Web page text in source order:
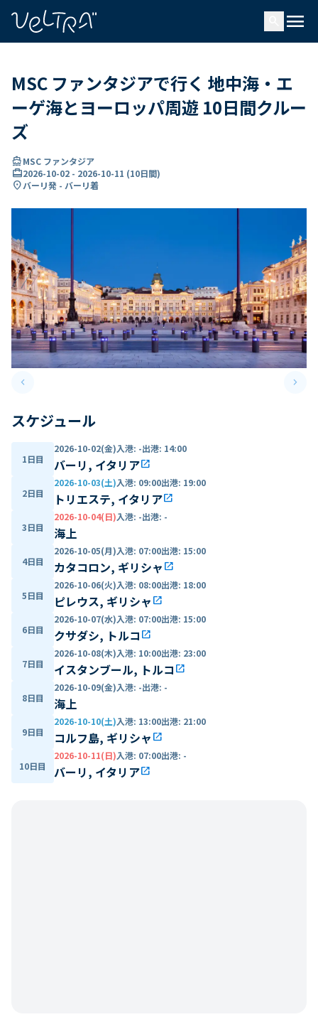
menu
MSC ファンタジアで行く 地中海・エ
ーゲ海とヨーロッパ周遊 10日間クルー
ズ
directions_boatMSC ファンタジア
card_travel2026-10-02 - 2026-10-11 (10日間)
location_onバーリ発 - バーリ着
keyboard_arrow_leftPrevious slide keyboard_arrow_right
スケジュール
1日目
2026-10-02(金)入港: -出港: 14:00
バーリ, イタリアopen_in_new
2日目
2026-10-03(土)入港: 09:00出港: 19:00
トリエステ, イタリアopen_in_new
3日目
2026-10-04(日)入港: -出港: -
海上
4日目
2026-10-05(月)入港: 07:00出港: 15:00
カタコロン, ギリシャ open_in_new
5日目
2026-10-06(火)入港: 08:00出港: 18:00
ピレウス, ギリシャ open_in_new
6日目
2026-10-07(水)入港: 07:00出港: 15:00
クサダシ, トルコ open_in_new
7日目
2026-10-08(木)入港: 10:00出港: 23:00
イスタンブール, トルコ open_in_new
8日目
2026-10-09(金)入港: -出港: -
海上
9日目
2026-10-10(土)入港: 13:00出港: 21:00
コルフ島, ギリシャ open_in_new
10日目
2026-10-11(日)入港: 07:00出港: -
バーリ, イタリアopen_in_new